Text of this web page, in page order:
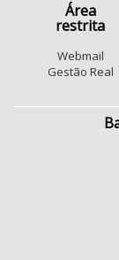
Área
restrita
Webmail
Gestão Real